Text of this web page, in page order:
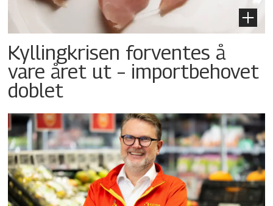
Kyllingkrisen forventes å
vare året ut – importbehovet
doblet